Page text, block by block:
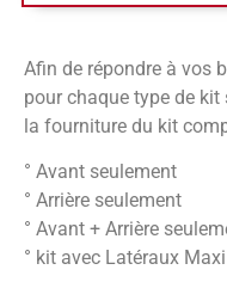
Afin de répondre à vos
pour chaque type de
la fourniture du kit
° Avant seulement
° Arrière seulement
° Avant + Arrière
° kit avec Latéraux